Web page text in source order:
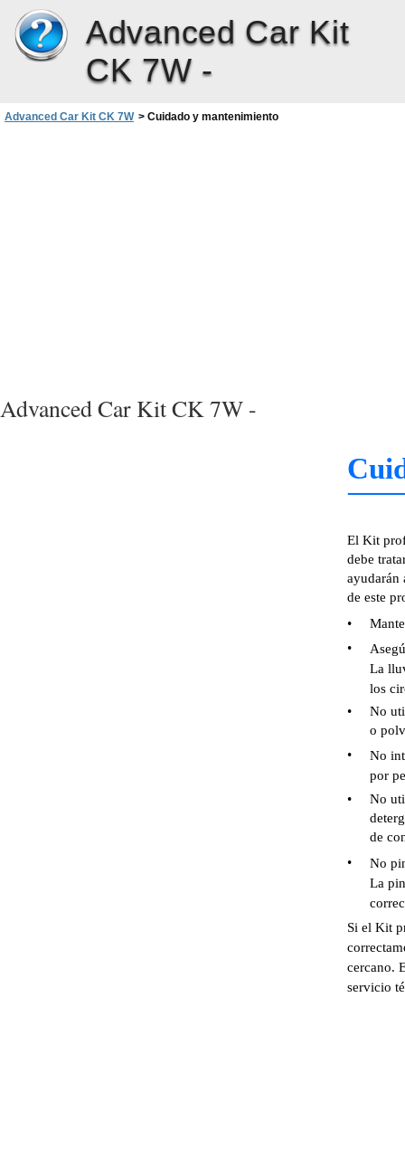
Advanced Car Kit
CK 7W -
Advanced Car Kit CK 7W > Cuidado y mantenimiento
Advanced Car Kit CK 7W -
El Kit
debe
ayudarán
de este
•
•
La
los
•
No
o
•
No
por
•
No
de
•
No
La
Si el Kit
cercano.
servicio